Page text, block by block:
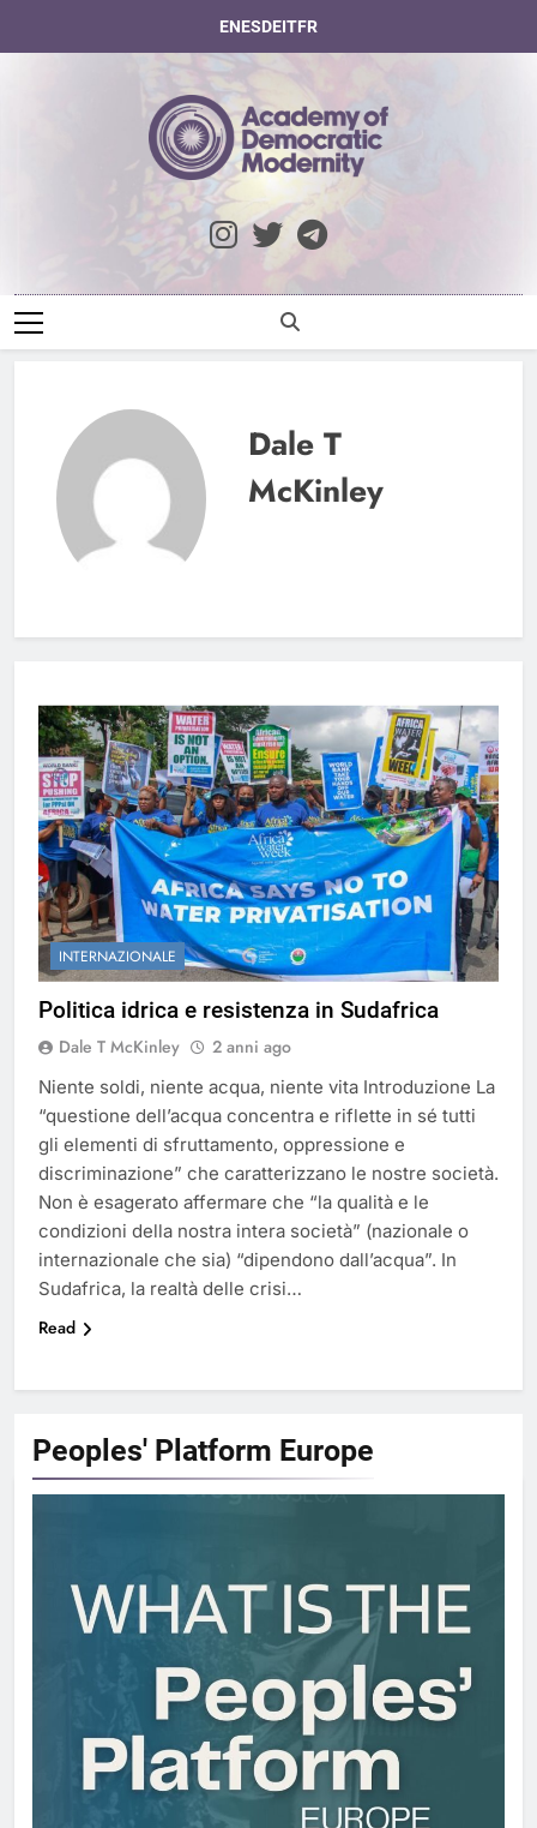
ENESDEITFR
Academy Of
Democratic
Modernity
Dale T
McKinley
INTERNAZIONALE
Politica idrica e resistenza in Sudafrica
Dale T McKinley 2 anni ago
Niente soldi, niente acqua, niente vita Introduzione La
“questione dell’acqua concentra e riflette in sé tutti
gli elementi di sfruttamento, oppressione e
discriminazione” che caratterizzano le nostre società.
Non è esagerato affermare che “la qualità e le
condizioni della nostra intera società” (nazionale o
internazionale che sia) “dipendono dall’acqua”. In
Sudafrica, la realtà delle crisi…
Read
Peoples' Platform Europe